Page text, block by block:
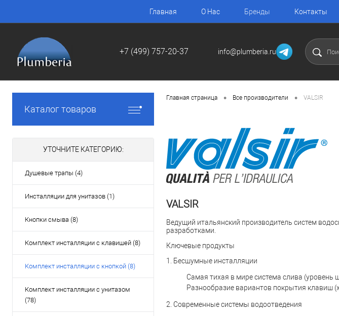
Главная О Нас Бренды Контакты
+7 (499) 757-20-37 info@plumberia.ru
Каталог товаров
УТОЧНИТЕ КАТЕГОРИЮ:
Душевые трапы (4)
Инсталляции для унитазов (1)
Кнопки смыва (8)
Комплект инсталляции с клавишей (8)
Комплект инсталляции с кнопкой (8)
Комплект инсталляции с унитазом
(78)
Главная страница • Все производители • VALSIR
VALSIR
Ведущий итальянский производитель систем
разработками.
Ключевые продукты
1. Бесшумные инсталляции
Самая тихая в мире система слива (уровень
Разнообразие вариантов покрытия клавиш
2. Современные системы водоотведения